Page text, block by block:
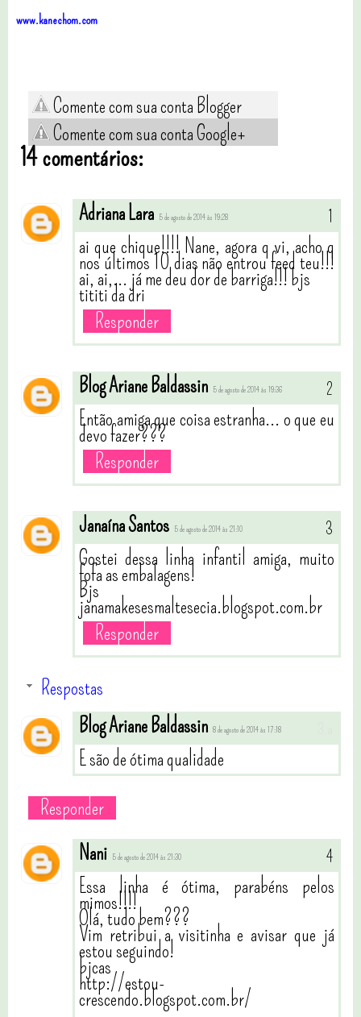
www.kanechom.com
Comente com sua conta Blogger
Comente com sua conta Google+
14 comentários:
Adriana Lara 5 de agosto de 2014 às 19:28
ai que chique!!!! Nane, agora q vi, acho q
nos últimos 10 dias não entrou feed teu!!!
ai, ai,... já me deu dor de barriga!!! bjs
tititi da dri
Responder
Blog Ariane Baldassin 5 de agosto de 2014 às 19:36
Então amiga que coisa estranha... o que eu
devo fazer???
Responder
Janaína Santos 5 de agosto de 2014 às 21:10
Gostei dessa linha infantil amiga, muito
fofa as embalagens!
Bjs
janamakesesmaltesecia.blogspot.com.br
Responder
Respostas
Blog Ariane Baldassin 8 de agosto de 2014 às 17:18
E são de ótima qualidade
Responder
Nani 5 de agosto de 2014 às 21:30
Essa linha é ótima, parabéns pelos
mimos!!!!
Olá, tudo bem???
Vim retribui a visitinha e avisar que já
estou seguindo!
bjcas
http://estou-
crescendo.blogspot.com.br/